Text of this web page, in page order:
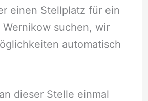
einen Stellplatz für ein
suchen, wir
automatisch
dieser Stelle einmal